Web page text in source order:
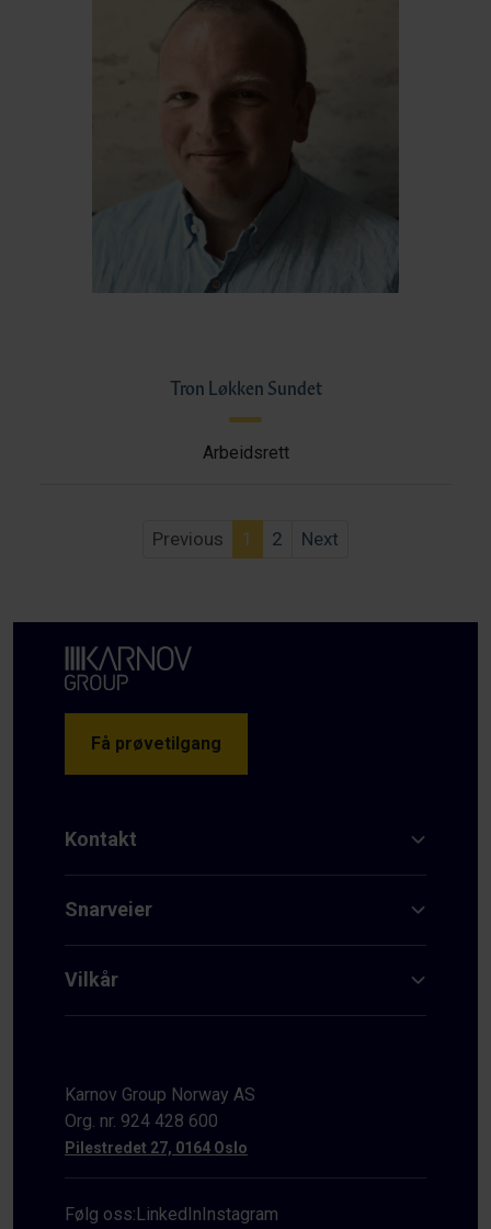
Tron Løkken Sundet
Arbeidsrett
Previous 1 2 Next
Få prøvetilgang
Kontakt
Snarveier
Vilkår
Karnov Group Norway AS
Org. nr. 924 428 600
Pilestredet 27, 0164 Oslo
Følg oss:LinkedInInstagram